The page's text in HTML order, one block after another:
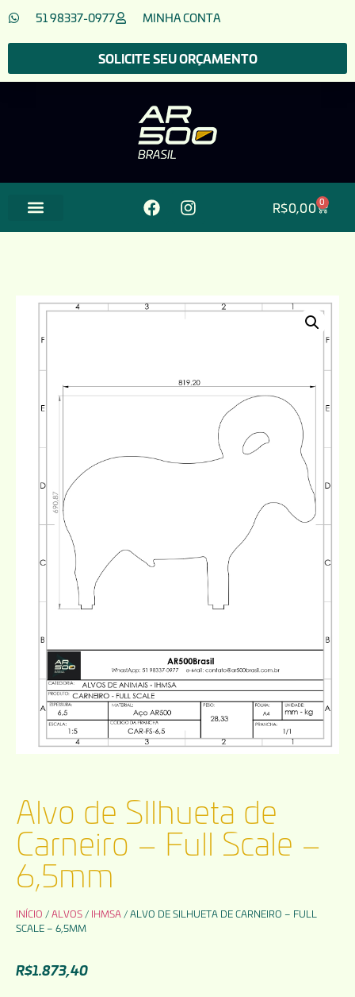
51 98337-0977 MINHA CONTA
SOLICITE SEU ORÇAMENTO
R$0,00 0
Alvo de SIlhueta de
Carneiro – Full Scale –
6,5mm
INÍCIO /ALVOS / IHMSA / ALVO DE SILHUETA DE CARNEIRO – FULL
SCALE – 6,5MM
R$1.873,40